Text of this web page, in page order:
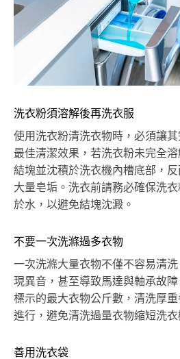
洗衣粉須溶解後再洗衣服
使用洗衣粉清洗衣物時，必須讓
最佳清潔效果，若洗衣粉未完全
結塊並沈積於洗衣機內槽底部，
大量皂垢。洗衣前請務必確保洗
於水，以避免結塊沈澱。
不要一次洗滌過多衣物
一次洗滌大量衣物不僅不容易清
現異音，甚至導致馬達與軸承故
標示的最大衣物公斤數，清洗厚
進行，避免清洗過量衣物縮短洗衣
善用洗衣袋